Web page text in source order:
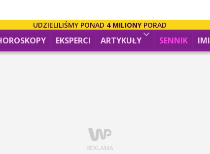
UDZIELILIŚMY PONAD 4 MILIONYPORAD
EKSPERCI ARTYKUŁY SENNIK